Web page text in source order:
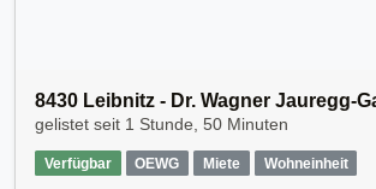
8430 Leibnitz - Dr. Wagner Jauregg-
gelistet seit 1 Stunde, 50 Minuten
Verfügbar OEWG Miete Wohneinheit